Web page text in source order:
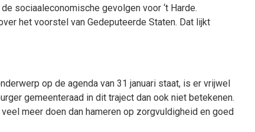
sociaaleconomische gevolgen voor ‘t Harde.
het voorstel van Gedeputeerde Staten. Dat lijkt
op de agenda van 31 januari staat, is er vrijwel
gemeenteraad in dit traject dan ook niet betekenen.
meer doen dan hameren op zorgvuldigheid en goed